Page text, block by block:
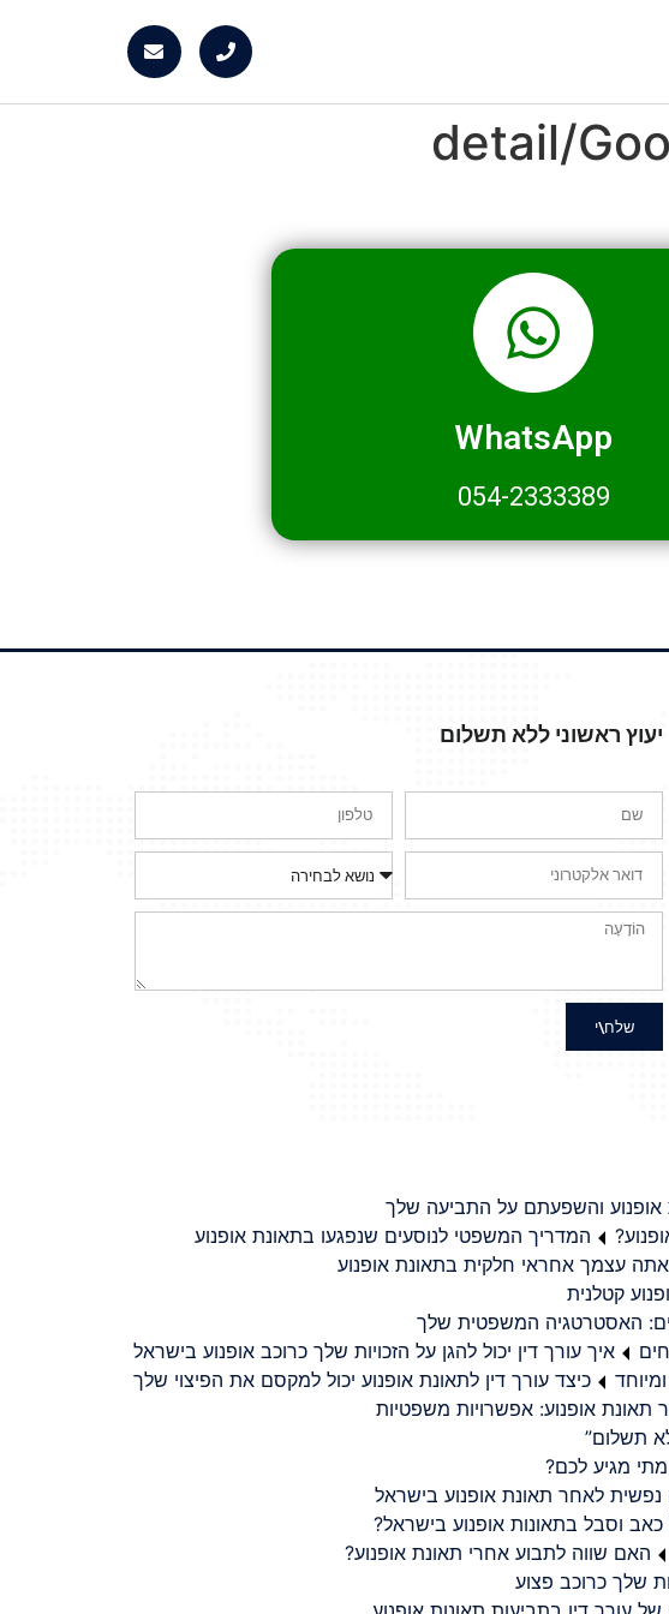
detail/
WhatsApp
054-2333389
יעוץ ראשוני ללא תשלום
שלח\י
והשפעתם על התביעה שלך
המדריך המשפטי לנוסעים שנפגעו בתאונת אופנוע
עצמך אחראי חלקית בתאונת אופנוע
קטלנית
האסטרטגיה המשפטית שלך
איך עורך דין יכול להגן על הזכויות שלך כרוכב אופנוע בישראל
כיצד עורך דין לתאונת אופנוע יכול למקסם את הפיצוי שלך
אופנוע: אפשרויות משפטיות
תשלום”
מתי מגיע לכם?
לאחר תאונת אופנוע בישראל
כאב וסבל בתאונות אופנוע בישראל?
האם שווה לתבוע אחרי תאונת אופנוע?
שלך כרוכב פצוע